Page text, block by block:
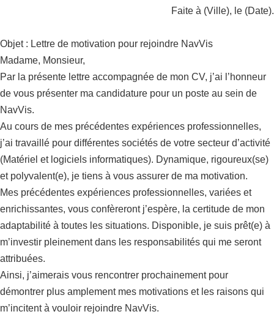
Faite à (Ville), le (Date).
Objet : Lettre de motivation pour rejoindre NavVis
Madame, Monsieur,
Par la présente lettre accompagnée de mon CV, j’ai l’honneur
de vous présenter ma candidature pour un poste au sein de
NavVis.
Au cours de mes précédentes expériences professionnelles,
j’ai travaillé pour différentes sociétés de votre secteur d’activité
(Matériel et logiciels informatiques). Dynamique, rigoureux(se)
et polyvalent(e), je tiens à vous assurer de ma motivation.
Mes précédentes expériences professionnelles, variées et
enrichissantes, vous confèreront j’espère, la certitude de mon
adaptabilité à toutes les situations. Disponible, je suis prêt(e) à
m’investir pleinement dans les responsabilités qui me seront
attribuées.
Ainsi, j’aimerais vous rencontrer prochainement pour
démontrer plus amplement mes motivations et les raisons qui
m’incitent à vouloir rejoindre NavVis.